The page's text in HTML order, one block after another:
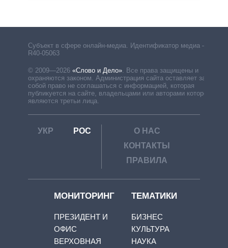
Субъект в сфере онлайн-медиа. Идентификатор медиа –
R40-05063
© 2009—2026 «Слово и Дело». Все права защищены и
охраняются законом. Администрация сайта оставляет за
собой право не соглашаться с информацией, которая
публикуется на сайте, владельцами или авторами которой
являются третьи лица.
УКР РОС
О НАС
КОНТАКТЫ
ПРАВИЛА
МОНИТОРИНГ
ПРЕЗИДЕНТ И
ОФИС
ВЕРХОВНАЯ
ТЕМАТИКИ
БИЗНЕС
КУЛЬТУРА
НАУКА